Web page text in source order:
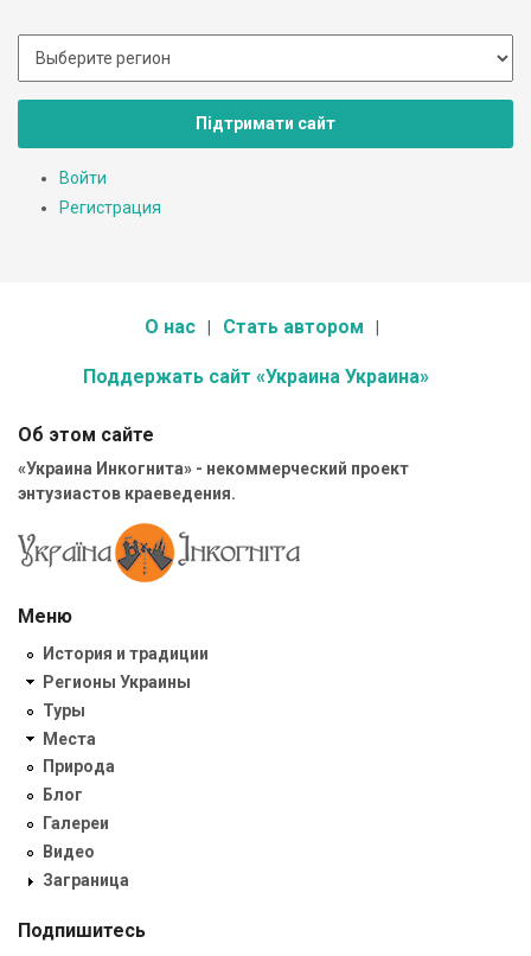
Підтримати сайт
Войти
Регистрация
О нас Стать автором
Поддержать сайт «Украина Украина»
Об этом сайте
«Украина Инкогнита» - некоммерческий проект
энтузиастов краеведения.
Меню
История и традиции
Регионы Украины
Туры
Места
Природа
Блог
Галереи
Видео
Заграница
Подпишитесь